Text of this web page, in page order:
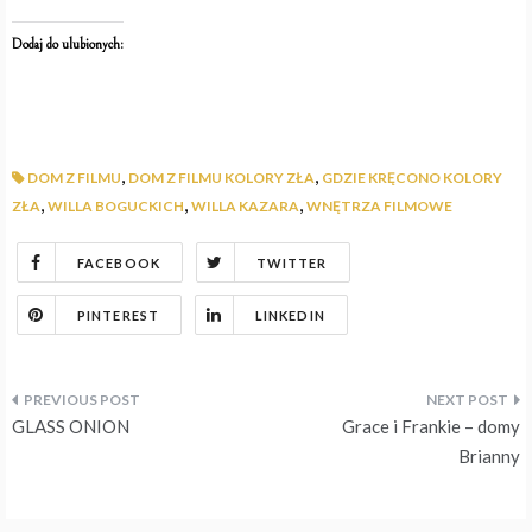
Dodaj do ulubionych:
DOM Z FILMU, DOM Z FILMU KOLORY ZŁA, GDZIE KRĘCONO KOLORY
ZŁA, WILLA BOGUCKICH, WILLA KAZARA, WNĘTRZA FILMOWE
FACEBOOK TWITTER
PINTEREST LINKEDIN
Nawigacja
GLASS ONION
Grace i Frankie – domy
Brianny